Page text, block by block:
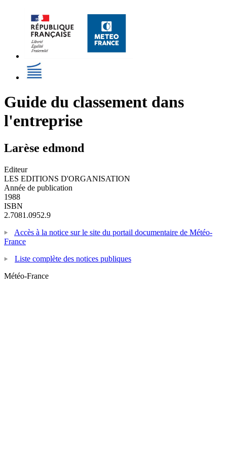
Guide du classement dans
l'entreprise
Larèse edmond
Editeur
LES EDITIONS D'ORGANISATION
Année de publication
1988
ISBN
2.7081.0952.9
Accès à la notice sur le site du portail documentaire de Météo-
France
Liste complète des notices publiques
Météo-France